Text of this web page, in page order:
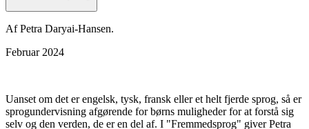
Af Petra Daryai-Hansen.
Februar 2024
Uanset om det er engelsk, tysk, fransk eller et helt fjerde sprog, så er
sprogundervisning afgørende for børns muligheder for at forstå sig
selv og den verden, de er en del af. I "Fremmedsprog" giver Petra